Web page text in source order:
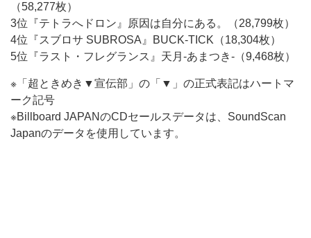
（58,277枚）
3位『テトラへドロン』原因は自分にある。（28,799枚）
4位『スブロサ SUBROSA』BUCK-TICK（18,304枚）
5位『ラスト・フレグランス』天月-あまつき-（9,468枚）
※「超ときめき▼宣伝部」の「▼」の正式表記はハートマ
ーク記号
※Billboard JAPANのCDセールスデータは、SoundScan
Japanのデータを使用しています。